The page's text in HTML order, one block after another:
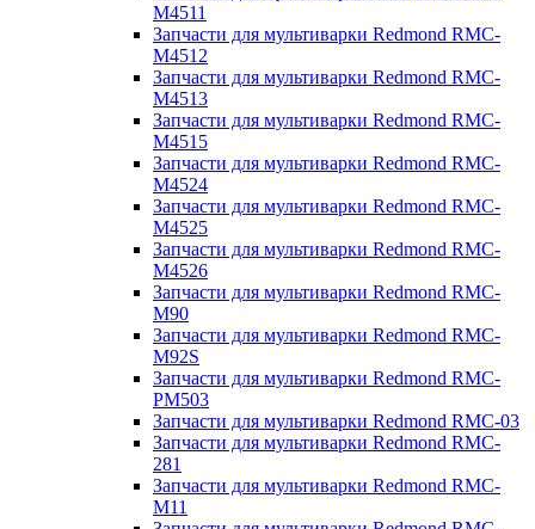
M4511
Запчасти для мультиварки Redmond RMC-
M4512
Запчасти для мультиварки Redmond RMC-
M4513
Запчасти для мультиварки Redmond RMC-
M4515
Запчасти для мультиварки Redmond RMC-
M4524
Запчасти для мультиварки Redmond RMC-
M4525
Запчасти для мультиварки Redmond RMC-
M4526
Запчасти для мультиварки Redmond RMC-
M90
Запчасти для мультиварки Redmond RMC-
M92S
Запчасти для мультиварки Redmond RMC-
PM503
Запчасти для мультиварки Redmond RMC-03
Запчасти для мультиварки Redmond RMC-
281
Запчасти для мультиварки Redmond RMC-
M11